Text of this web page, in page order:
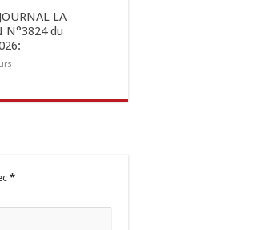
LA
N°3824 du
*